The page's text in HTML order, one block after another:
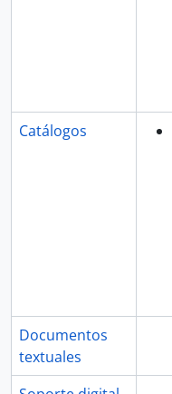
Catálogos
Documentos
textuales